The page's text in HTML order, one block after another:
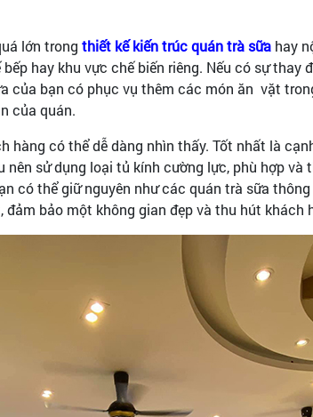
lớn trong thiết kế kiến trúc quán trà sữa hay
hay khu vực chế biến riêng. Nếu có sự
của bạn có phục vụ thêm các món ăn vặt
của quán.
hàng có thể dễ dàng nhìn thấy. Tốt nhất là
sử dụng loại tủ kính cường lực, phù hợp và
có thể giữ nguyên như các quán trà sữa
bảo một không gian đẹp và thu hút khách